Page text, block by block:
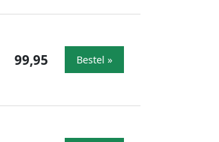
99,95 Bestel »